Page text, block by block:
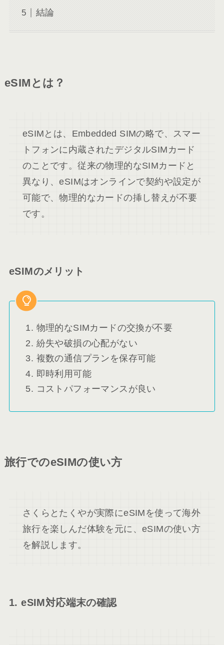
結論
eSIMとは？
eSIMとは、Embedded SIMの略で、スマー
トフォンに内蔵されたデジタルSIMカード
のことです。従来の物理的なSIMカードと
異なり、eSIMはオンラインで契約や設定が
可能で、物理的なカードの挿し替えが不要
です。
eSIMのメリット
物理的なSIMカードの交換が不要
紛失や破損の心配がない
複数の通信プランを保存可能
即時利用可能
コストパフォーマンスが良い
旅行でのeSIMの使い方
さくらとたくやが実際にeSIMを使って海外
旅行を楽しんだ体験を元に、eSIMの使い方
を解説します。
1. eSIM対応端末の確認